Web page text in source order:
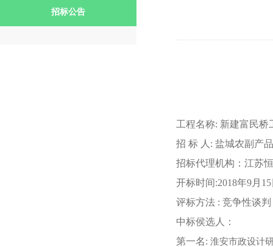
招标公告
工程名称: 新建富民桥
招 标 人 : 盐城农副产
招标代理机构：江苏
开标时间 :2018年9月
评标方法 : 竞争性谈判
中标侯选人：
第一名: 淮安市政设计